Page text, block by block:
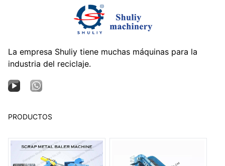
La empresa Shuliy tiene muchas máquinas para la
industria del reciclaje.
PRODUCTOS